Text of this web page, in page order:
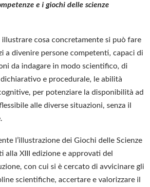
e i giochi delle scienze
illustrare cosa concretamente si può fare
a divenire persone competenti, capaci di
da indagare in modo scientifico, di
e procedurale, le abilità
per potenziare la disponibilità ad
alle diverse situazioni, senza il
l’illustrazione dei Giochi delle Scienze
alla XIII edizione e approvati del
con cui si è cercato di avvicinare gli
scientifiche, accertare e valorizzare il